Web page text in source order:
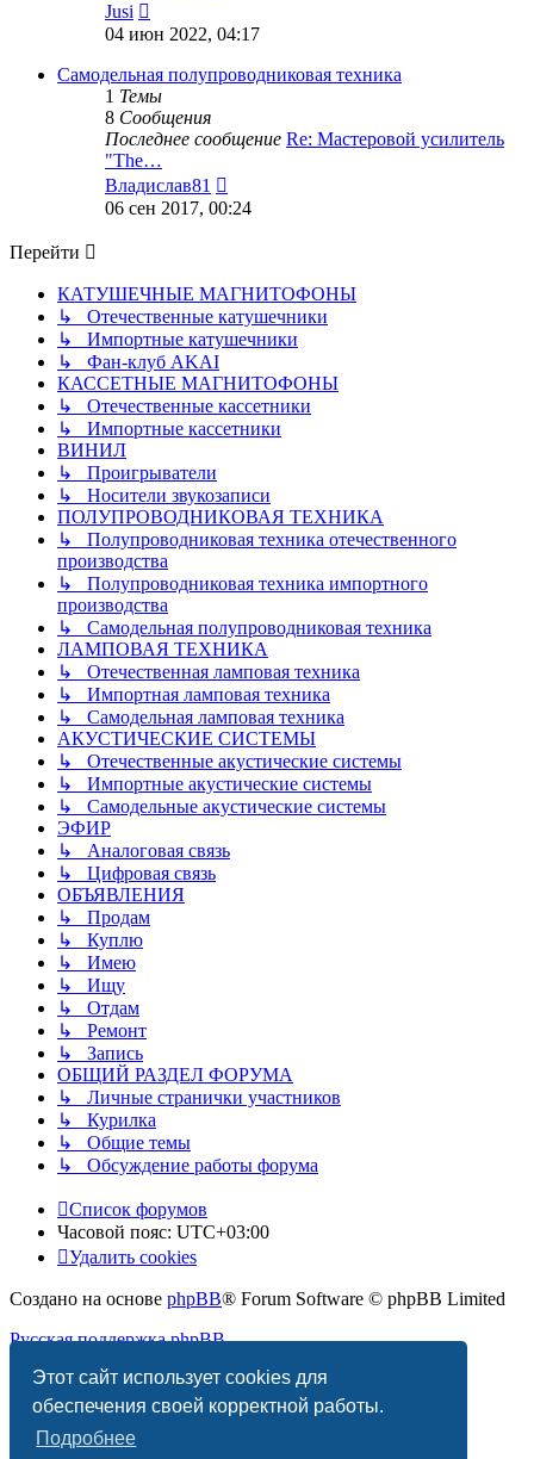
Этот сайт использует cookies для
обеспечения своей корректной работы.
Подробнее
Jusi
к
последнему
сообщению
04 июн 2022, 04:17
Самодельная полупроводниковая техника
1 Темы
8 Сообщения
Последнее сообщение Re: Мастеровой усилитель
"The…
Владислав81
к
06 сен 2017, 00:24
Перейти
КАТУШЕЧНЫЕ МАГНИТОФОНЫ
↳ Отечественные катушечники
↳ Импортные катушечники
↳ Фан-клуб AKAI
КАССЕТНЫЕ МАГНИТОФОНЫ
↳ Отечественные кассетники
↳ Импортные кассетники
ВИНИЛ
↳ Проигрыватели
↳ Носители звукозаписи
ПОЛУПРОВОДНИКОВАЯ ТЕХНИКА
↳ Полупроводниковая техника отечественного
производства
↳ Полупроводниковая техника импортного
производства
↳ Самодельная полупроводниковая техника
ЛАМПОВАЯ ТЕХНИКА
↳ Отечественная ламповая техника
↳ Импортная ламповая техника
↳ Самодельная ламповая техника
АКУСТИЧЕСКИЕ СИСТЕМЫ
↳ Отечественные акустические системы
↳ Импортные акустические системы
↳ Самодельные акустические системы
ЭФИР
↳ Аналоговая связь
↳ Цифровая связь
ОБЪЯВЛЕНИЯ
↳ Продам
↳ Куплю
↳ Имею
↳ Ищу
↳ Отдам
↳ Ремонт
↳ Запись
ОБЩИЙ РАЗДЕЛ ФОРУМА
↳ Личные странички участников
↳ Курилка
↳ Общие темы
↳ Обсуждение работы форума
Список форумов
Часовой пояс: UTC+03:00
Удалить cookies
Создано на основе phpBB® Forum Software © phpBB Limited
Русская поддержка phpBB
Конфиденциальность |Правила